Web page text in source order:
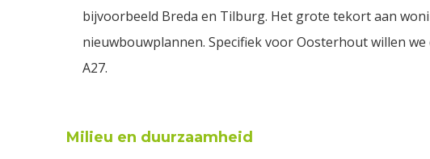
bijvoorbeeld Breda en Tilburg. Het grote tekort aan
nieuwbouwplannen. Specifiek voor Oosterhout willen
A27.
Milieu en duurzaamheid